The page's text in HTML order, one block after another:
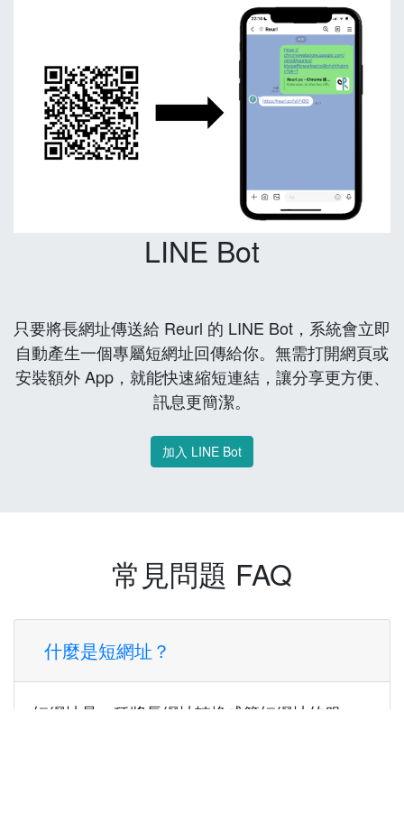
LINE Bot
只要將長網址傳送給 Reurl 的 LINE Bot，系統會立即
自動產生一個專屬短網址回傳給你。無需打開網頁或
安裝額外 App，就能快速縮短連結，讓分享更方便、
訊息更簡潔。
加入 LINE Bot
常見問題 FAQ
什麼是短網址？
短網址是一種將長網址轉換成簡短網址的服